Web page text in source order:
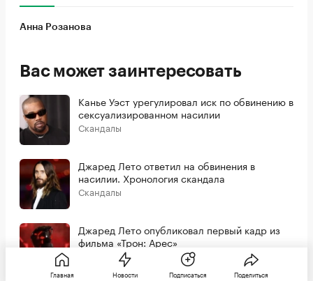
Анна Розанова
Вас может заинтересовать
Канье Уэст урегулировал иск по обвинению в
сексуализированном насилии
Скандалы
Джаред Лето ответил на обвинения в
насилии. Хронология скандала
Скандалы
Джаред Лето опубликовал первый кадр из
фильма «Трон: Арес»
Главная Новости Подписаться Поделиться